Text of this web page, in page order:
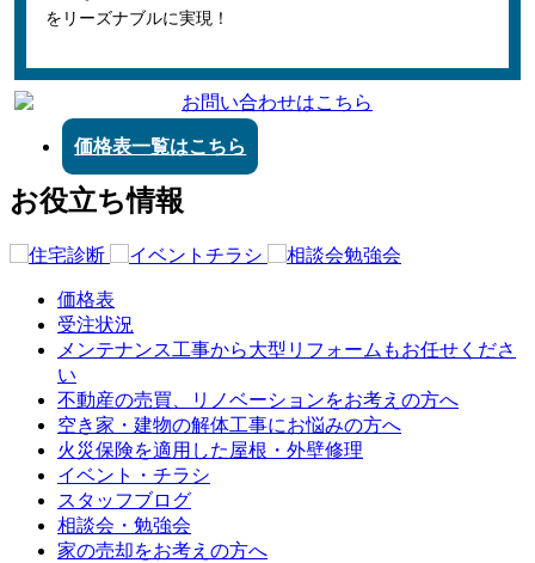
をリーズナブルに実現！
価格表一覧はこちら
お役立ち情報
価格表
受注状況
メンテナンス工事から大型リフォームもお任せくださ
い
不動産の売買、リノベーションをお考えの方へ
空き家・建物の解体工事にお悩みの方へ
火災保険を適用した屋根・外壁修理
イベント・チラシ
スタッフブログ
相談会・勉強会
家の売却をお考えの方へ